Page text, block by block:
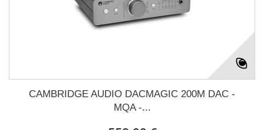
CAMBRIDGE AUDIO DACMAGIC 200M DAC -
MQA -...